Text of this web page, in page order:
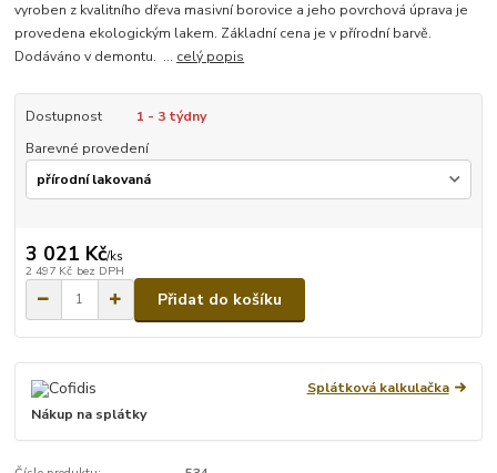
vyroben z kvalitního dřeva masivní borovice a jeho povrchová úprava je
provedena ekologickým lakem. Základní cena je v přírodní barvě.
Dodáváno v demontu. ... celý popis
Dostupnost
1 - 3 týdny
Barevné provedení
3 021 Kč/ks
2 497 Kč bez DPH
Přidat do košíku
Splátková kalkulačka
Nákup na splátky